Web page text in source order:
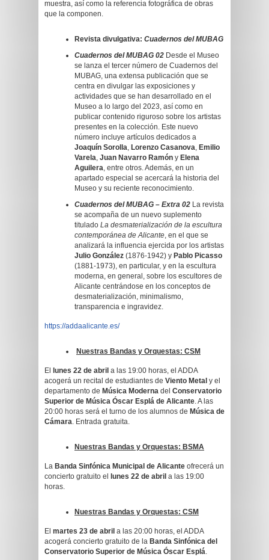
muestra, así como la referencia fotográfica de obras
que la componen.
Revista divulgativa: Cuadernos del MUBAG
Cuadernos del MUBAG 02 Desde el Museo
se lanza el tercer número de Cuadernos del
MUBAG, una extensa publicación que se
centra en divulgar las exposiciones y
actividades que se han desarrollado en el
Museo a lo largo del 2023, así como en
publicar contenido riguroso sobre los artistas
presentes en la colección. Este nuevo
número incluye artículos dedicados a
Joaquín Sorolla, Lorenzo Casanova, Emilio
Varela, Juan Navarro Ramón y Elena
Aguilera, entre otros. Además, en un
apartado especial se acercará la historia del
Museo y su reciente reconocimiento.
Cuadernos del MUBAG – Extra 02 La revista
se acompaña de un nuevo suplemento
titulado La desmaterialización de la escultura
contemporánea de Alicante, en el que se
analizará la influencia ejercida por los artistas
Julio González (1876-1942) y Pablo Picasso
(1881-1973), en particular, y en la escultura
moderna, en general, sobre los escultores de
Alicante centrándose en los conceptos de
desmaterialización, minimalismo,
transparencia e ingravidez.
https://addaalicante.es/
Nuestras Bandas y Orquestas: CSM
El lunes 22 de abril a las 19:00 horas, el ADDA
acogerá un recital de estudiantes de Viento Metal y el
departamento de Música Moderna del Conservatorio
Superior de Música Óscar Esplá de Alicante. A las
20:00 horas será el turno de los alumnos de Música de
Cámara. Entrada gratuita.
Nuestras Bandas y Orquestas: BSMA
La Banda Sinfónica Municipal de Alicante ofrecerá un
concierto gratuito el
lunes 22 de abril a las 19:00
horas.
Nuestras Bandas y Orquestas: CSM
El martes 23 de abril a las 20:00 horas, el ADDA
acogerá concierto gratuito de la Banda Sinfónica del
Conservatorio Superior de Música Óscar Esplá.